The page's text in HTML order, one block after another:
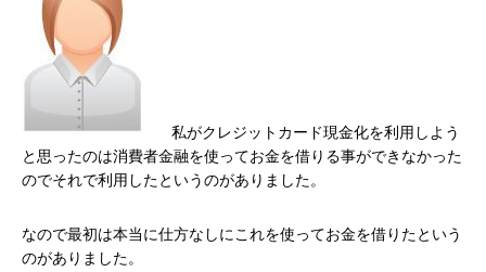
私がクレジットカード現金化を利用しよう
と思ったのは消費者金融を使ってお金を借りる事ができなかった
のでそれで利用したというのがありました。
なので最初は本当に仕方なしにこれを使ってお金を借りたという
のがありました。